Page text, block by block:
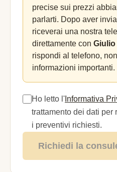
precise sui prezzi
parlarti. Dopo aver
riceverai una nostra
direttamente con Giulio
rispondi al telefono,
informazioni importanti.
Ho letto l' Informativa
trattamento dei dati per
i preventivi richiesti.
Richiedi la